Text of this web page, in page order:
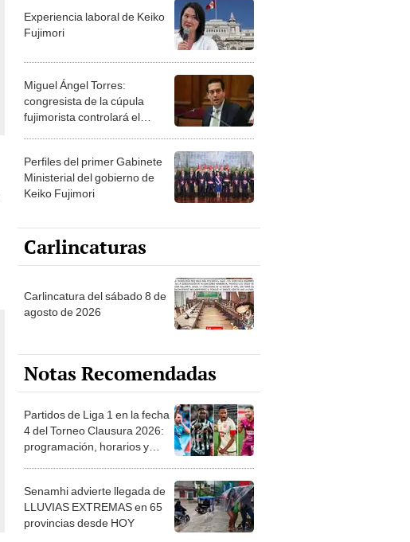
Experiencia laboral de Keiko
Fujimori
Miguel Ángel Torres:
congresista de la cúpula
fujimorista controlará el
Perfiles del primer Gabinete
Ministerial del gobierno de
Keiko Fujimori
Carlincaturas
Carlincatura del sábado 8 de
agosto de 2026
Notas Recomendadas
Partidos de Liga 1 en la fecha
4 del Torneo Clausura 2026:
programación, horarios y
Senamhi advierte llegada de
LLUVIAS EXTREMAS en 65
provincias desde HOY